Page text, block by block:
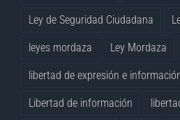
Ley de Seguridad Ciudadana
leyes mordaza Ley Mordaza
libertad de expresión e
Libertad de información